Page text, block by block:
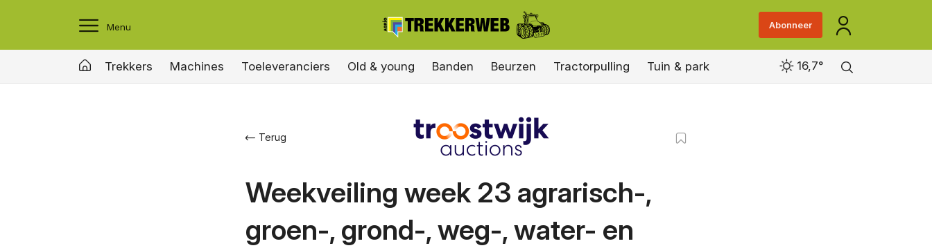
Menu Abonneer
Trekkers Machines Toeleveranciers Old & young Banden Beurzen Tractorpulling Tuin & park 16,7°
Terug
Weekveiling week 23 agrarisch-,
groen-, grond-, weg-, water- en